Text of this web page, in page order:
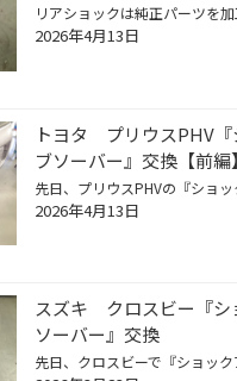
2026年4月13日
トヨタ プリウスPHV『
ブソーバー』交換【前編】
2026年4月13日
スズキ クロスビー『シ
ソーバー』交換